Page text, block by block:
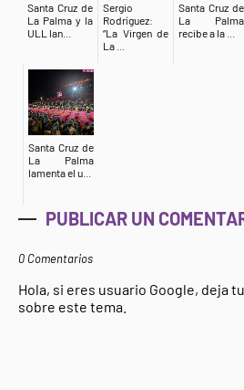
Santa Cruz de
La Palma y la
ULL lan...
Sergio
Rodríguez:
“La Virgen de
La ...
Santa Cruz de
La Palma
recibe a la ...
Santa Cruz de
La Palma
lamenta el u...
PUBLICAR UN
0 Comentarios
Hola, si eres usuario Google, deja
sobre este tema.